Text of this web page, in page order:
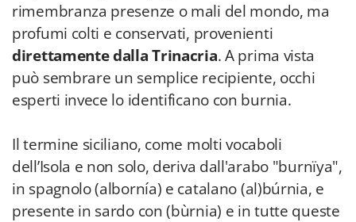
rimembranza presenze o mali del mondo, ma
profumi colti e conservati, provenienti
direttamente dalla Trinacria. A prima vista
può sembrare un semplice recipiente, occhi
esperti invece lo identificano con burnia.
Il termine siciliano, come molti vocaboli
dell’Isola e non solo, deriva dall'arabo "burnïya",
in spagnolo (albornía) e catalano (al)búrnia, e
presente in sardo con (bùrnia) e in tutte queste